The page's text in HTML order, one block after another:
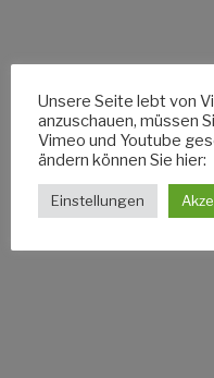
Unsere Seite lebt von
anzuschauen, müssen
Vimeo und Youtube
ändern können Sie hier:
Einstellungen